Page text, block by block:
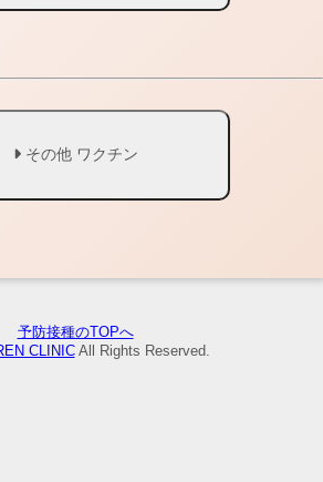
その他 ワクチン
予防接種のTOPへ
CLINICAll Rights Reserved.